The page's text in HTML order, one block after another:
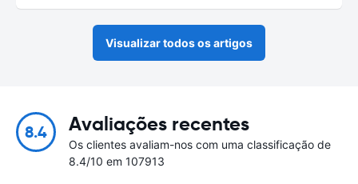
Visualizar todos os artigos
8.4 Avaliações recentes
Os clientes avaliam-nos com uma classificação de
8.4/10 em 107913